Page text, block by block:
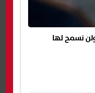
نسمح لها